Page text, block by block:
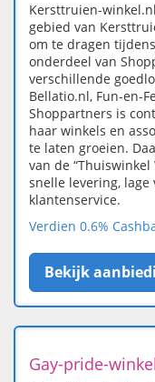
Kersttruien-
gebied van
om te dragen
onderdeel van
verschillende
Bellatio.nl, Fun-en-
Shoppartners is
haar winkels en
te laten groeien.
van de
snelle levering,
klantenservice.
Verdien 0.6%
Bekijk
Gay-pride-winkel